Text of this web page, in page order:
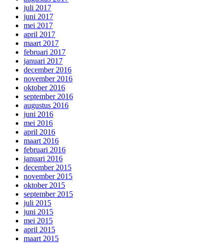
juli 2017
juni 2017
mei 2017
april 2017
maart 2017
februari 2017
januari 2017
december 2016
november 2016
oktober 2016
september 2016
augustus 2016
juni 2016
mei 2016
april 2016
maart 2016
februari 2016
januari 2016
december 2015
november 2015
oktober 2015
september 2015
juli 2015
juni 2015
mei 2015
april 2015
maart 2015